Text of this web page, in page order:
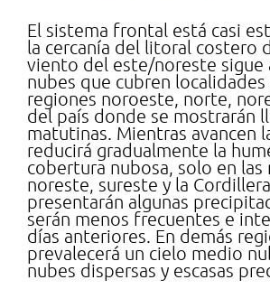
El sistema frontal está casi
la cercanía del litoral costero
viento del este/noreste sigue
nubes que cubren localidades
regiones noroeste, norte,
del país donde se mostrarán
matutinas. Mientras avancen
reducirá gradualmente la
cobertura nubosa, solo en las
noreste, sureste y la
presentarán algunas
serán menos frecuentes e
días anteriores. En demás
prevalecerá un cielo medio
nubes dispersas y escasas